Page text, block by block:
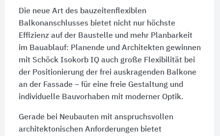
Die neue Art des bauzeitenflexiblen
Balkonanschlusses bietet nicht nur höchste
Effizienz auf der Baustelle und mehr Planbarkeit
im Bauablauf: Planende und Architekten gewinnen
mit Schöck Isokorb IQauch große Flexibilität bei
der Positionierung der frei auskragenden Balkone
an der Fassade – für eine freie Gestaltung und
individuelle Bauvorhaben mit moderner Optik.
Gerade bei Neubauten mit anspruchsvollen
architektonischen Anforderungen bietet